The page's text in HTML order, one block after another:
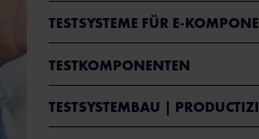
Navigation überspringen
TESTSYSTEME FÜR E-
TESTKOMPONENTEN
TESTSYSTEMBAU |